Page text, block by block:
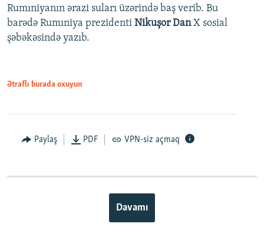
Rumıniyanın ərazi suları üzərində baş verib. Bu
barədə Rumıniya prezidenti Nikuşor DanX sosial
şəbəkəsində yazıb.
Ətraflı burada oxuyun
Paylaş PDF VPN-siz açmaq
Davamı